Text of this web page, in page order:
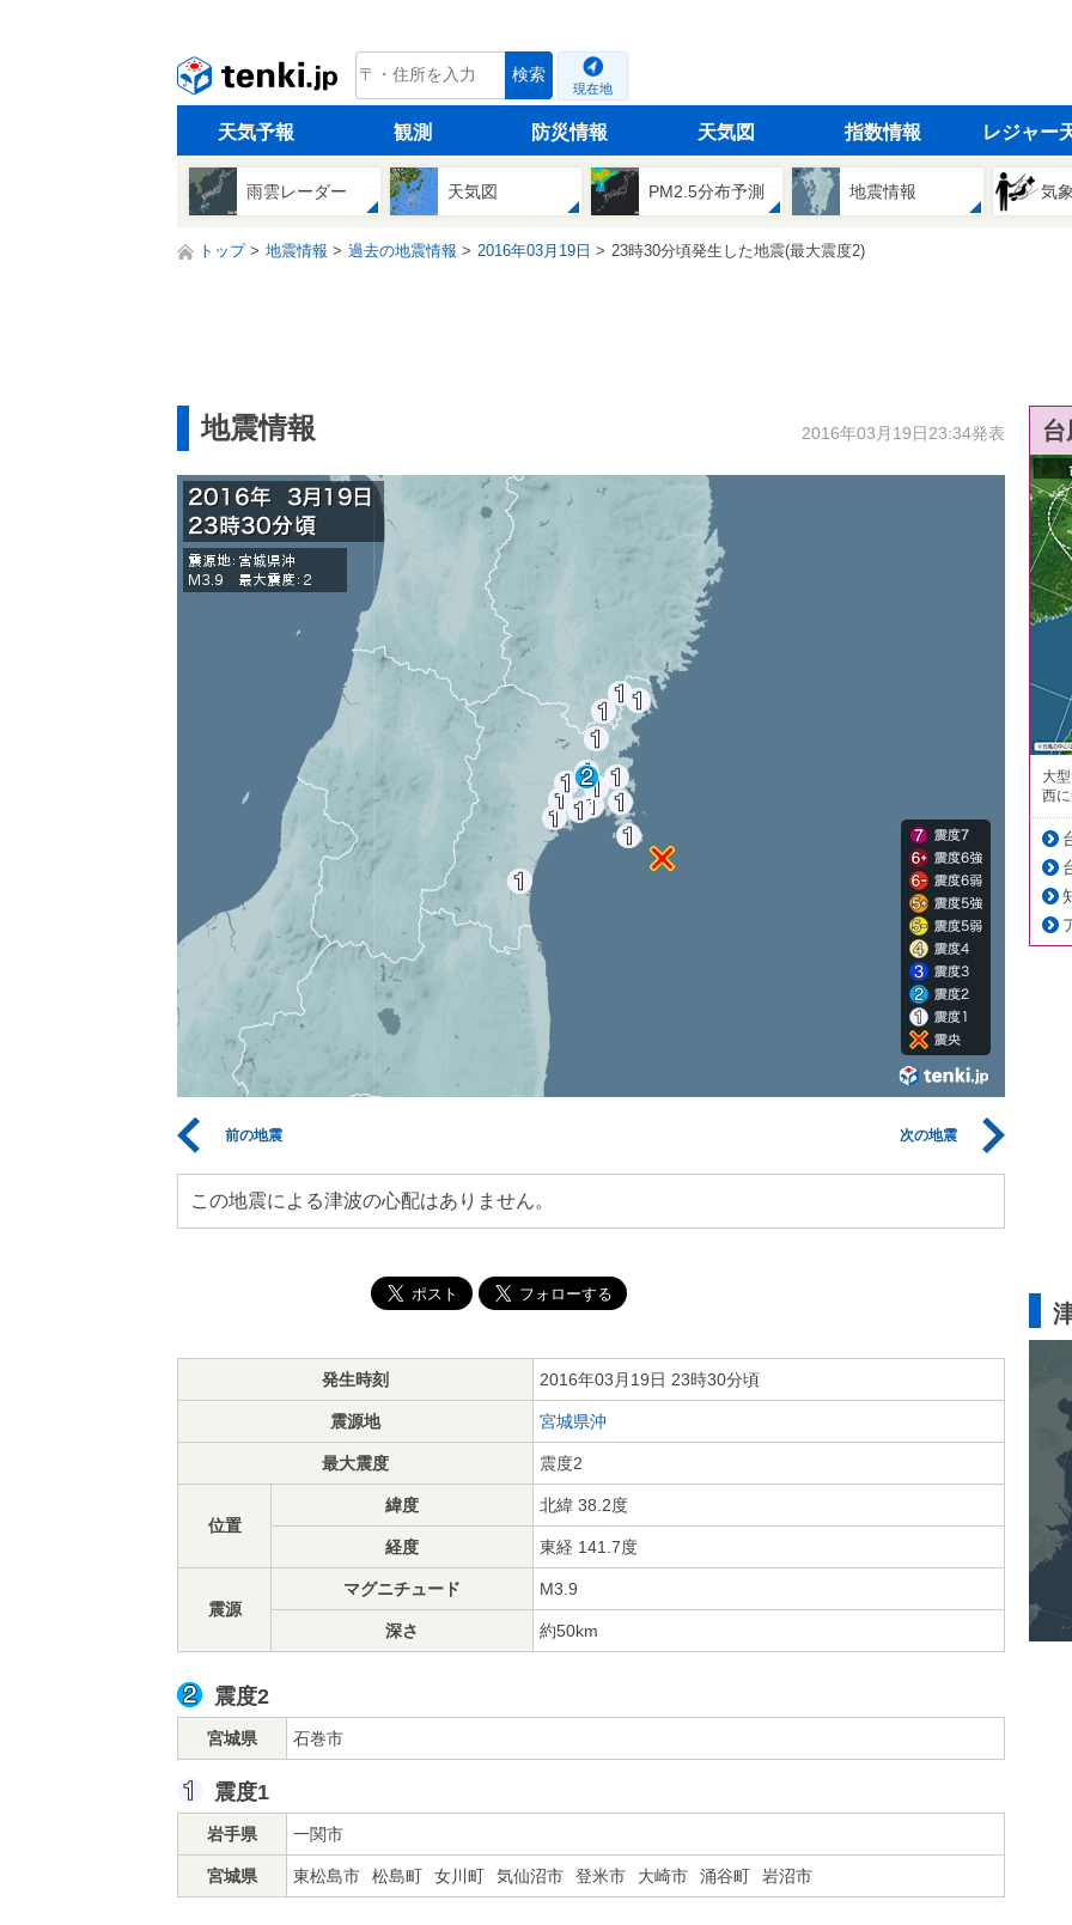
tenki.jp 検索
現在地
天気予報 観測 防災情報 天気図 指数情報 レジャー
雨雲レーダー 天気図 PM2.5分布予測 地震情報 気
トップ 地震情報 過去の地震情報 2016年03月19日 23時30分頃発生した地震(最大震度2)
地震情報 2016年03月19日23:34発表
前の地震 次の地震
この地震による津波の心配はありません。
発生時刻 2016年03月19日 23時30分頃
震源地 宮城県沖
最大震度 震度2
位置
緯度 北緯 38.2度
経度 東経 141.7度
震源
マグニチュード M3.9
深さ 約50km
震度2
宮城県 石巻市
震度1
岩手県 一関市
宮城県 東松島市 松島町 女川町 気仙沼市 登米市 大崎市 涌谷町 岩沼市
大
西